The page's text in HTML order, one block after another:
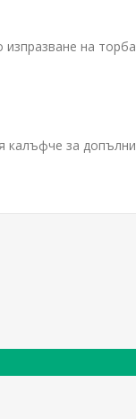
на
за